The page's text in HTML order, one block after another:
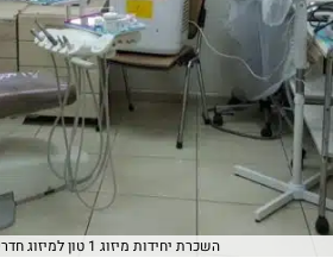
השכרת יחידות מיזוג 1 טון למיזוג חדרי רופאי שיניים